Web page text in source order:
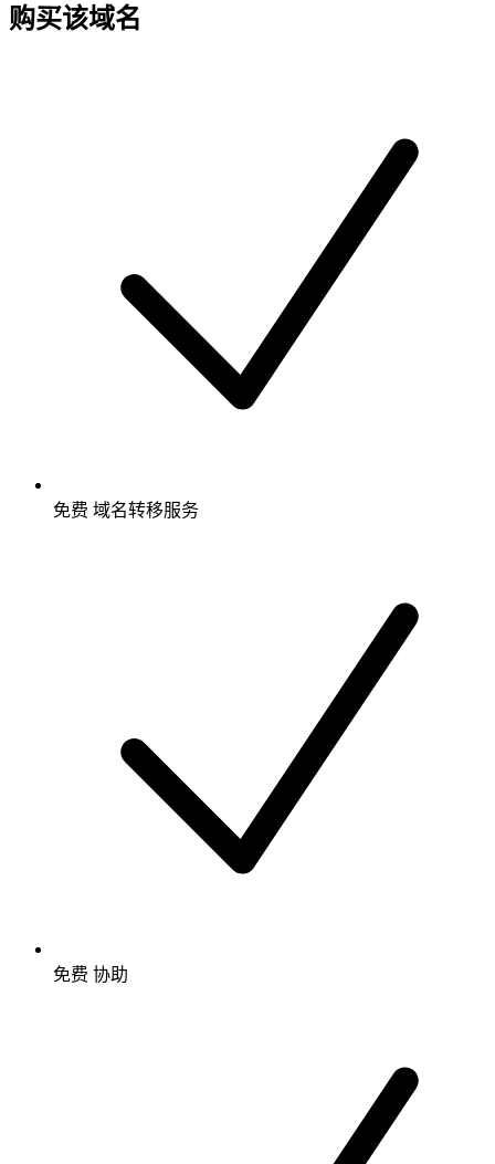
购买该域名
免费 域名转移服务
免费 协助